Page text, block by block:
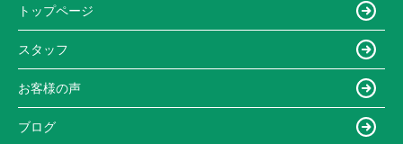
トップページ
スタッフ
お客様の声
ブログ